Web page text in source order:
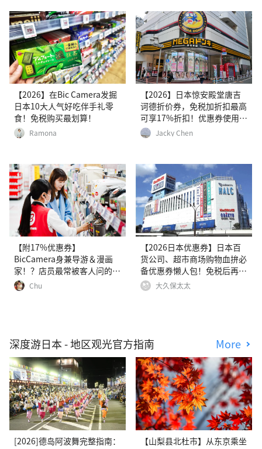
【2026】在Bic Camera发掘
日本10大人气好吃伴手礼零
食！免税购买最划算！
Ramona
【2026】日本惊安殿堂唐吉
诃德折价券，免税加折扣最高
可享17%折扣！优惠券使用步
骤详细汇整
Jacky Chen
【附17%优惠券】
BicCamera身兼导游＆漫画
家！？店员最常被客人问的
25个问题（2026年版）
Chu
【2026日本优惠券】日本百
货公司、超市商场购物血拚必
备优惠券懒人包！免税后再打
折！大久保太太
深度游日本 - 地区观光官方指南 More
[2026]德岛阿波舞完整指南：
【山梨县北杜市】从东京乘坐